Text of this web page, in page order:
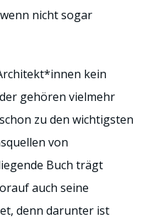
nicht sogar
kein
gehören vielmehr
zu den wichtigsten
von
Buch trägt
auch seine
denn darunter ist